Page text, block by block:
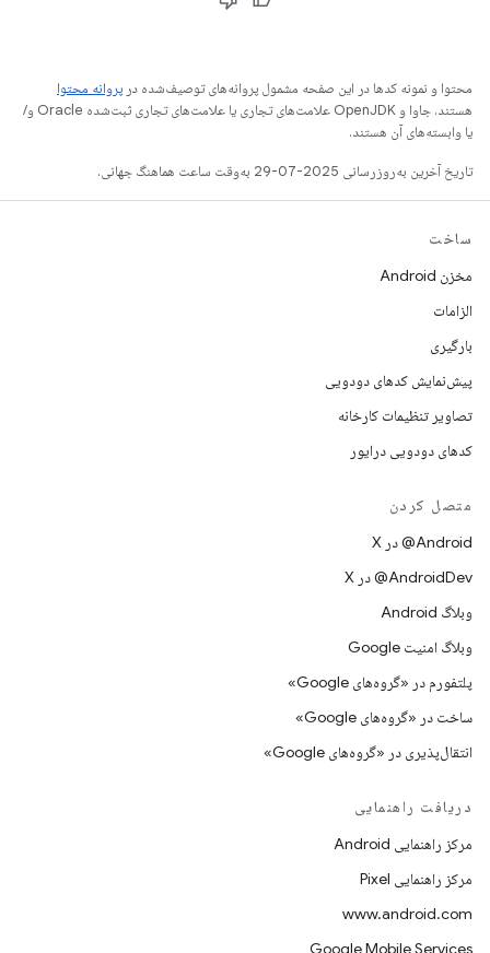
محتوا و نمونه کدها در این صفحه مشمول پروانه‌های توصیف‌شده در پروانه محتوا
هستند. جاوا و OpenJDK علامت‌های تجاری یا علامت‌های تجاری ثبت‌شده Oracle و/
یا وابسته‌های آن هستند.
تاریخ آخرین به‌روزرسانی 2025-07-29 به‌وقت ساعت هماهنگ جهانی.
ساخت
مخزن Android
الزامات
بارگیری
پیش‌نمایش کدهای دودویی
تصاویر تنظیمات کارخانه
کدهای دودویی درایور
متصل کردن
‫‎@Android در X
‫‎@AndroidDev در X
وبلاگ Android
وبلاگ امنیت Google
پلتفورم در «گروه‌های Google»
ساخت در «گروه‌های Google»
انتقال‌پذیری در «گروه‌های Google»
دریافت راهنمایی
مرکز راهنمایی Android
مرکز راهنمایی Pixel
www.android.com
Google Mobile Services